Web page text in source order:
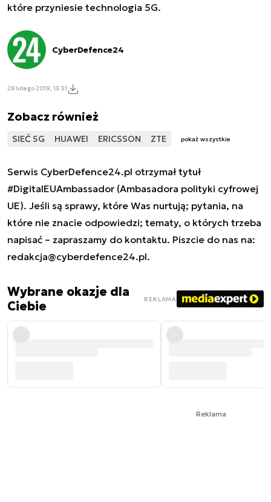
które przyniesie technologia 5G.
CyberDefence24
28 lutego 2019, 13:31
Zobacz również
SIEĆ 5G HUAWEI ERICSSON ZTE pokaż wszystkie
Serwis CyberDefence24.pl otrzymał tytuł
#DigitalEUAmbassador (Ambasadora polityki cyfrowej
UE). Jeśli są sprawy, które Was nurtują; pytania, na
które nie znacie odpowiedzi; tematy, o których trzeba
napisać – zapraszamy do kontaktu. Piszcie do nas na:
redakcja@cyberdefence24.pl.
Wybrane okazje dla
Ciebie
REKLAMA
Reklama